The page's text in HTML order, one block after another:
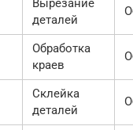
деталей
Обработка
краев
Склейка
деталей